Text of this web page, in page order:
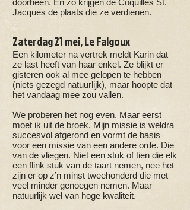
doorheen. En zo krijgen de Coquilles St.
Jacques de plaats die ze verdienen.
Zaterdag 21 mei, Le Falgoux
Een kilometer na vertrek meldt Karin dat
ze last heeft van haar enkel. Ze blijkt er
gisteren ook al mee gelopen te hebben
(niets gezegd natuurlijk), maar hoopte dat
het vandaag mee zou vallen.
We proberen het nog even. Maar eerst
moet ik uit de broek. Mijn missie is weldra
succesvol afgerond en vormt de basis
voor een missie van een andere orde. Die
van de vliegen. Niet een stuk of tien die elk
een flink stuk van de taart nemen, nee het
zijn er op z’n minst tweehonderd die met
veel minder genoegen nemen. Maar
natuurlijk wel van hoge kwaliteit.